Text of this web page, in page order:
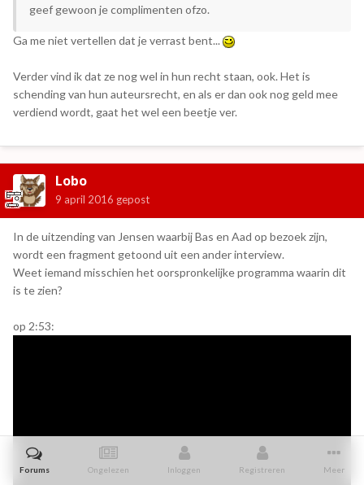
geef gewoon je complimenten ofzo.
Ga me niet vertellen dat je verrast bent...
Verder vind ik dat ze nog wel in hun recht staan, ook. Het is
schending van hun auteursrecht, en als er dan ook nog geld mee
verdiend wordt, gaat het wel een beetje ver.
Lobo
9 april 2016 gepost
In de uitzending van Jensen waarbij Bas en Aad op bezoek zijn,
wordt een fragment getoond uit een ander interview.
Weet iemand misschien het oorspronkelijke programma waarin dit
is te zien?
op 2:53:
Forums Ongelezen Inloggen Registreren Meer